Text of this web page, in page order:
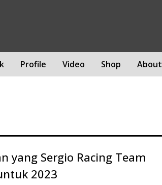
Profile Video Shop About
yang Sergio Racing Team
2023